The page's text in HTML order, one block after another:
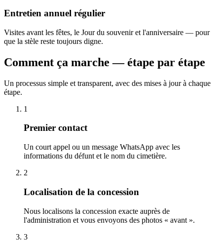
Entretien annuel régulier
Visites avant les fêtes, le Jour du souvenir et l'anniversaire — pour
que la stèle reste toujours digne.
Comment ça marche — étape par étape
Un processus simple et transparent, avec des mises à jour à chaque
étape.
1
Premier contact
Un court appel ou un message WhatsApp avec les
informations du défunt et le nom du cimetière.
2
Localisation de la concession
Nous localisons la concession exacte auprès de
l'administration et vous envoyons des photos « avant ».
3